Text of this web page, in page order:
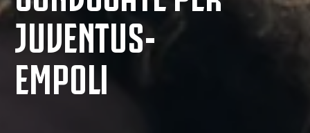
JUVENTUS-
EMPOLI